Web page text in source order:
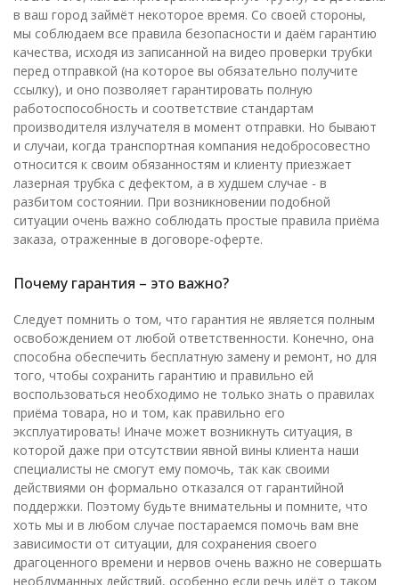
в ваш город займёт некоторое время. Со своей стороны,
мы соблюдаем все правила безопасности и даём гарантию
качества, исходя из записанной на видео проверки трубки
перед отправкой (на которое вы обязательно получите
ссылку), и оно позволяет гарантировать полную
работоспособность и соответствие стандартам
производителя излучателя в момент отправки. Но бывают
и случаи, когда транспортная компания недобросовестно
относится к своим обязанностям и клиенту приезжает
лазерная трубка с дефектом, а в худшем случае - в
разбитом состоянии. При возникновении подобной
ситуации очень важно соблюдать простые правила приёма
заказа, отраженные в договоре-оферте.
Почему гарантия – это важно?
Следует помнить о том, что гарантия не является полным
освобождением от любой ответственности. Конечно, она
способна обеспечить бесплатную замену и ремонт, но для
того, чтобы сохранить гарантию и правильно ей
воспользоваться необходимо не только знать о правилах
приёма товара, но и том, как правильно его
эксплуатировать! Иначе может возникнуть ситуация, в
которой даже при отсутствии явной вины клиента наши
специалисты не смогут ему помочь, так как своими
действиями он формально отказался от гарантийной
поддержки. Поэтому будьте внимательны и помните, что
хоть мы и в любом случае постараемся помочь вам вне
зависимости от ситуации, для сохранения своего
драгоценного времени и нервов очень важно не совершать
необдуманных действий, особенно если речь идёт о таком